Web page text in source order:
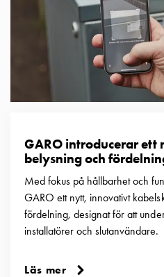
GARO introducerar
belysning och
Med fokus på hållbarhet och
GARO ett nytt, innovativt
fördelning, designat för att
installatörer och slutanvändare.
Läs mer